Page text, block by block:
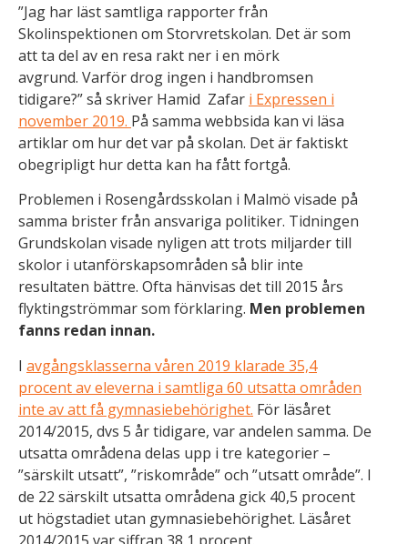
”Jag har läst samtliga rapporter från
Skolinspektionen om Storvretskolan. Det är som
att ta del av en resa rakt ner i en mörk
avgrund. Varför drog ingen i handbromsen
tidigare?” så skriver Hamid Zafar i Expressen i
november 2019. På samma webbsida kan vi läsa
artiklar om hur det var på skolan. Det är faktiskt
obegripligt hur detta kan ha fått fortgå.
Problemen i Rosengårdsskolan i Malmö visade på
samma brister från ansvariga politiker. Tidningen
Grundskolan visade nyligen att trots miljarder till
skolor i utanförskapsområden så blir inte
resultaten bättre. Ofta hänvisas det till 2015 års
flyktingströmmar som förklaring. Men problemen
fanns redan innan.
I avgångsklasserna våren 2019 klarade 35,4
procent av eleverna i samtliga 60 utsatta områden
inte av att få gymnasiebehörighet. För läsåret
2014/2015, dvs 5 år tidigare, var andelen samma. De
utsatta områdena delas upp i tre kategorier –
”särskilt utsatt”, ”riskområde” och ”utsatt område”. I
de 22 särskilt utsatta områdena gick 40,5 procent
ut högstadiet utan gymnasiebehörighet. Läsåret
2014/2015 var siffran 38,1 procent.
över huvud
taget ska
fungera.
S
t
a
s
ti
k
F
ö
r
tt
vi
s
k
a
k
u
n
n
a